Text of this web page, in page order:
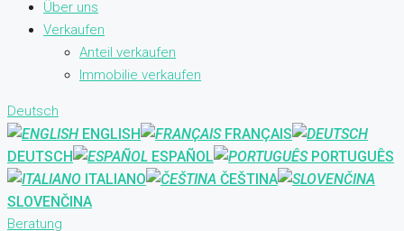
Über uns
Verkaufen
Anteil verkaufen
Immobilie verkaufen
Deutsch
ENGLISH
FRANÇAIS
DEUTSCH
ESPAÑOL
PORTUGUÊS
ITALIANO
ČEŠTINA
SLOVENČINA
Beratung